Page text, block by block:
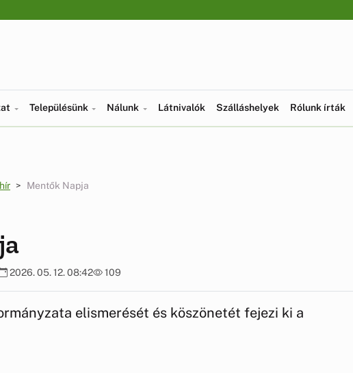
Településünk Nálunk Látnivalók Szálláshelyek Rólunk írták
Mentők Napja
2026. 05. 12. 08:42 109
elismerését és köszönetét fejezi ki a